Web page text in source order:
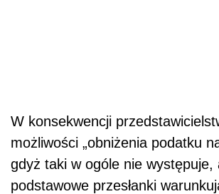
W konsekwencji
możliwości „obniżenia podatku
gdyż taki w ogóle nie występuje,
podstawowe przesłanki